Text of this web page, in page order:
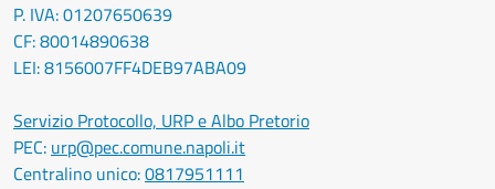
P. IVA: 01207650639
CF: 80014890638
LEI: 8156007FF4DEB97ABA09
Servizio Protocollo, URP e Albo Pretorio
PEC: urp@pec.comune.napoli.it
Centralino unico:0817951111